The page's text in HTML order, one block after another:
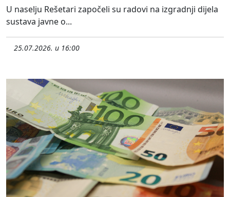
U naselju Rešetari započeli su radovi na izgradnji dijela
sustava javne o...
25.07.2026. u 16:00